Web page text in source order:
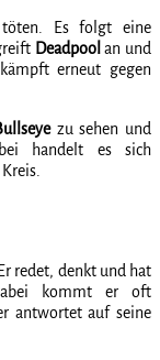
töten. Es folgt eine
Deadpool an und
erneut gegen
zu sehen und
handelt es sich
redet, denkt und hat
kommt er oft
antwortet auf seine